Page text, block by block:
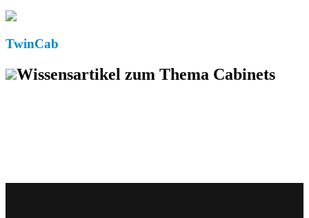
TwinCab
Wissensartikel zum Thema Cabinets